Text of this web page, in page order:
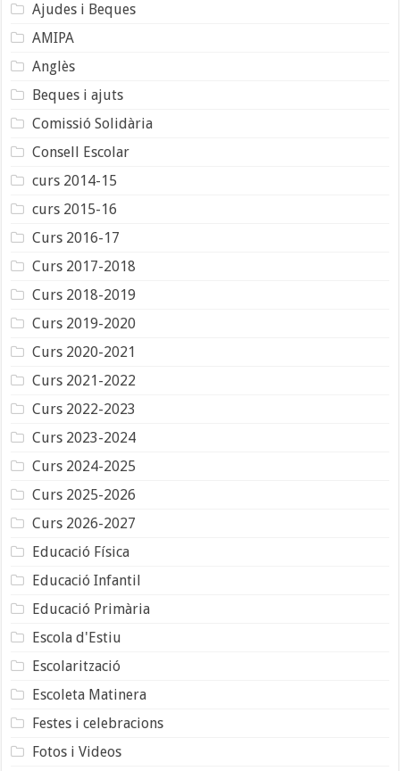
Ajudes i Beques
AMIPA
Anglès
Beques i ajuts
Comissió Solidària
Consell Escolar
curs 2014-15
curs 2015-16
Curs 2016-17
Curs 2017-2018
Curs 2018-2019
Curs 2019-2020
Curs 2020-2021
Curs 2021-2022
Curs 2022-2023
Curs 2023-2024
Curs 2024-2025
Curs 2025-2026
Curs 2026-2027
Educació Física
Educació Infantil
Educació Primària
Escola d'Estiu
Escolarització
Escoleta Matinera
Festes i celebracions
Fotos i Videos